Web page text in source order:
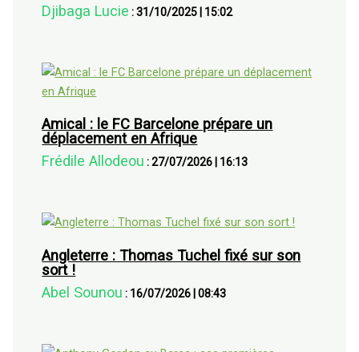
Djibaga Lucie :31/10/2025 15:02
Amical : le FC Barcelone prépare un
déplacement en Afrique
Frédile Allodeou :27/07/2026 16:13
Angleterre : Thomas Tuchel fixé sur son
sort !
Abel Sounou : 16/07/2026|08:43